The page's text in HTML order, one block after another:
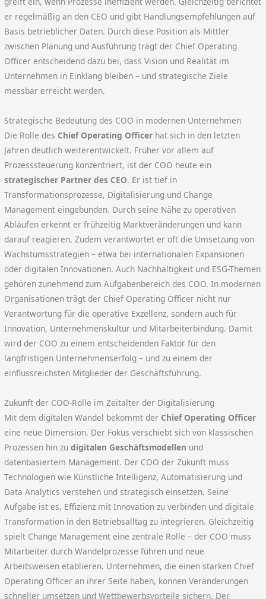
er regelmäßig an den CEO und gibt Handlungsempfehlungen auf
Basis betrieblicher Daten. Durch diese Position als Mittler
zwischen Planung und Ausführung trägt der Chief Operating
Officer entscheidend dazu bei, dass Vision und Realität im
Unternehmen in Einklang bleiben – und strategische Ziele
messbar erreicht werden.
Strategische Bedeutung des COO in modernen Unternehmen
Die Rolle des Chief Operating Officer hat sich in den letzten
Jahren deutlich weiterentwickelt. Früher vor allem auf
Prozesssteuerung konzentriert, ist der COO heute ein
strategischer Partner des CEO. Er ist tief in
Transformationsprozesse, Digitalisierung und Change
Management eingebunden. Durch seine Nähe zu operativen
Abläufen erkennt er frühzeitig Marktveränderungen und kann
darauf reagieren. Zudem verantwortet er oft die Umsetzung von
Wachstumsstrategien – etwa bei internationalen Expansionen
oder digitalen Innovationen. Auch Nachhaltigkeit und ESG-Themen
gehören zunehmend zum Aufgabenbereich des COO. In modernen
Organisationen trägt der Chief Operating Officer nicht nur
Verantwortung für die operative Exzellenz, sondern auch für
Innovation, Unternehmenskultur und Mitarbeiterbindung. Damit
wird der COO zu einem entscheidenden Faktor für den
langfristigen Unternehmenserfolg – und zu einem der
einflussreichsten Mitglieder der Geschäftsführung.
Zukunft der COO-Rolle im Zeitalter der Digitalisierung
Mit dem digitalen Wandel bekommt der Chief Operating Officer
eine neue Dimension. Der Fokus verschiebt sich von klassischen
Prozessen hin zudigitalen Geschäftsmodellen und
datenbasiertem Management. Der COO der Zukunft muss
Technologien wie Künstliche Intelligenz, Automatisierung und
Data Analytics verstehen und strategisch einsetzen. Seine
Aufgabe ist es, Effizienz mit Innovation zu verbinden und digitale
Transformation in den Betriebsalltag zu integrieren. Gleichzeitig
spielt Change Management eine zentrale Rolle – der COO muss
Mitarbeiter durch Wandelprozesse führen und neue
Arbeitsweisen etablieren. Unternehmen, die einen starken Chief
Operating Officer an ihrer Seite haben, können Veränderungen
schneller umsetzen und Wettbewerbsvorteile sichern. Der